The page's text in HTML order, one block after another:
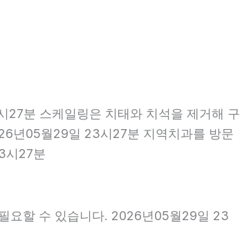
분 스케일링은 치태와 치석을 제거해 구
년05월29일 23시27분 지역치과를 방문
시27분
요할 수 있습니다. 2026년05월29일 23